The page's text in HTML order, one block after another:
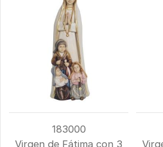
183000
Virgen de Fátima con 3